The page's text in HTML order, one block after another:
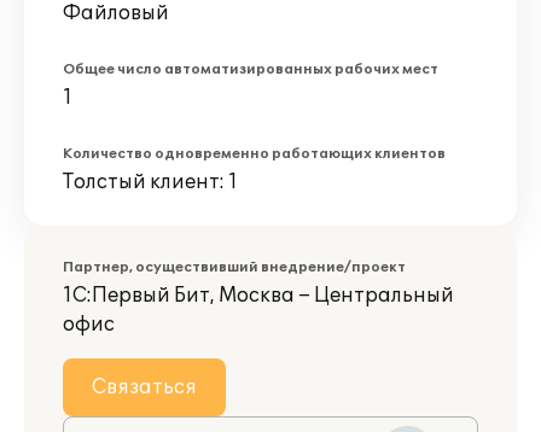
Файловый
Общее число автоматизированных рабочих мест
1
Количество одновременно работающих клиентов
Толстый клиент: 1
Партнер, осуществивший внедрение/проект
1С:Первый Бит, Москва – Центральный
офис
Связаться